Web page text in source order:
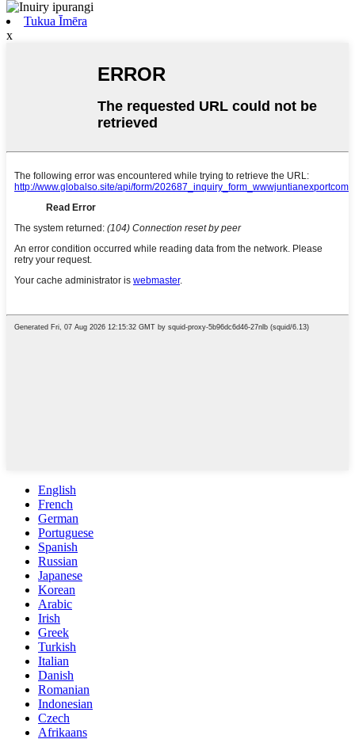
Tukua Īmēra
x
English
French
German
Portuguese
Spanish
Russian
Japanese
Korean
Arabic
Irish
Greek
Turkish
Italian
Danish
Romanian
Indonesian
Czech
Afrikaans